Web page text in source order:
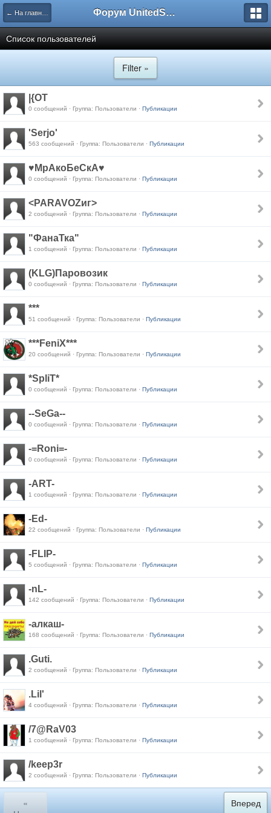
← На главную Форум UnitedSouth
Список пользователей
Filter »
|{OT
0 сообщений · Группа: Пользователи · Публикации
'Serjo'
563 сообщений · Группа: Пользователи · Публикации
♥МрАкоБеСкА♥
0 сообщений · Группа: Пользователи · Публикации
<PARAVOZиг>
2 сообщений · Группа: Пользователи · Публикации
"ФанаТка"
1 сообщений · Группа: Пользователи · Публикации
(KLG)Паровозик
0 сообщений · Группа: Пользователи · Публикации
***
51 сообщений · Группа: Пользователи · Публикации
***FeniX***
20 сообщений · Группа: Пользователи · Публикации
*SpliT*
0 сообщений · Группа: Пользователи · Публикации
--SeGa--
0 сообщений · Группа: Пользователи · Публикации
-=Roni=-
0 сообщений · Группа: Пользователи · Публикации
-ART-
1 сообщений · Группа: Пользователи · Публикации
-Ed-
22 сообщений · Группа: Пользователи · Публикации
-FLIP-
5 сообщений · Группа: Пользователи · Публикации
-nL-
142 сообщений · Группа: Пользователи · Публикации
-алкаш-
168 сообщений · Группа: Пользователи · Публикации
.Guti.
2 сообщений · Группа: Пользователи · Публикации
.Lil'
4 сообщений · Группа: Пользователи · Публикации
/7@RaV03
1 сообщений · Группа: Пользователи · Публикации
/keep3r
2 сообщений · Группа: Пользователи · Публикации
«
Вперед